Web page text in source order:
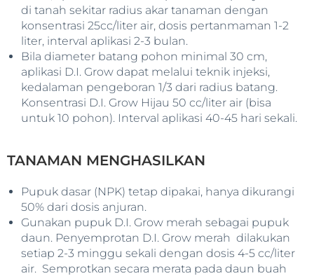
di tanah sekitar radius akar tanaman dengan
konsentrasi 25cc/liter air, dosis pertanmaman 1-2
liter, interval aplikasi 2-3 bulan.
Bila diameter batang pohon minimal 30 cm,
aplikasi D.I. Grow dapat melalui teknik injeksi,
kedalaman pengeboran 1/3 dari radius batang.
Konsentrasi D.I. Grow Hijau 50 cc/liter air (bisa
untuk 10 pohon). Interval aplikasi 40-45 hari sekali.
TANAMAN MENGHASILKAN
Pupuk dasar (NPK) tetap dipakai, hanya dikurangi
50% dari dosis anjuran.
Gunakan pupuk D.I. Grow merah sebagai pupuk
daun. Penyemprotan D.I. Grow merah dilakukan
setiap 2-3 minggu sekali dengan dosis 4-5 cc/liter
air. Semprotkan secara merata pada daun buah